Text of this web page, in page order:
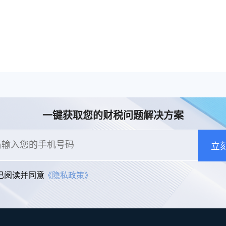
一键获取您的财税问题解决方案
立
阅读并同意《隐私政策》